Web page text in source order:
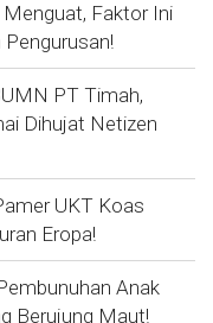
Faktor Ini
Pengurusan!
PT Timah,
Dihujat Netizen
UKT Koas
Eropa!
Anak
Berujung Maut!